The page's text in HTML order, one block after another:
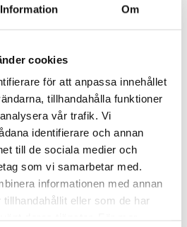
Information Om
cookies
för att anpassa innehållet
tillhandahålla funktioner
vår trafik. Vi
identifierare och annan
till de sociala medier och
som vi samarbetar med.
informationen med annan
eller som de har